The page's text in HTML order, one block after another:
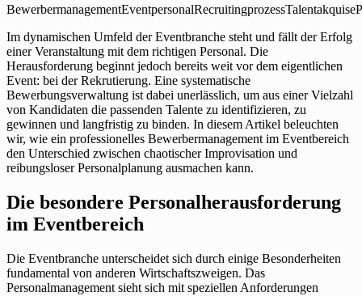
BewerbermanagementEventpersonalRecruitingprozessTalentakquise
Im dynamischen Umfeld der Eventbranche steht und fällt der Erfolg
einer Veranstaltung mit dem richtigen Personal. Die
Herausforderung beginnt jedoch bereits weit vor dem eigentlichen
Event: bei der Rekrutierung. Eine systematische
Bewerbungsverwaltung ist dabei unerlässlich, um aus einer Vielzahl
von Kandidaten die passenden Talente zu identifizieren, zu
gewinnen und langfristig zu binden. In diesem Artikel beleuchten
wir, wie ein professionelles Bewerbermanagement im Eventbereich
den Unterschied zwischen chaotischer Improvisation und
reibungsloser Personalplanung ausmachen kann.
Die besondere Personalherausforderung
im Eventbereich
Die Eventbranche unterscheidet sich durch einige Besonderheiten
fundamental von anderen Wirtschaftszweigen. Das
Personalmanagement sieht sich mit speziellen Anforderungen